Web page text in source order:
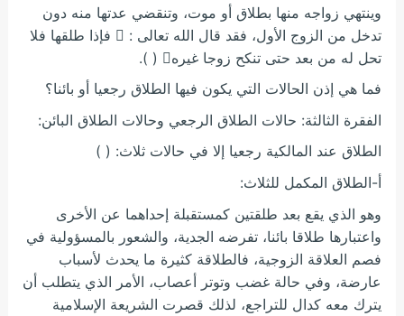
وينتهي زواجه منها بطلاق أو موت، وتنقضي عدتها منه دون
تدخل من الزوج الأول، فقد قال الله تعالى :  فإذا طلقها فلا
تحل له من بعد حتى تنكح زوجا غيره ( ).
فما هي إذن الحالات التي يكون فيها الطلاق رجعيا أو بائنا؟
الفقرة الثالثة: حالات الطلاق الرجعي وحالات الطلاق البائن:
الطلاق عند المالكية رجعيا إلا في حالات ثلاث: ( )
أ-الطلاق المكمل للثلاث:
وهو الذي يقع بعد طلقتين كمستقبلة إحداهما عن الأخرى
واعتبارها طلاقا بائنا، تفرضه الجدية، والشعور بالمسؤولية في
فصم العلاقة الزوجية، فالطلاقة كثيرة ما يحدث لأسباب
عارضة، وفي حالة غضب وتوتر أعصاب، الأمر الذي يتطلب أن
يترك معه كدال للتراجع، لذلك قصرت الشريعة الإسلامية